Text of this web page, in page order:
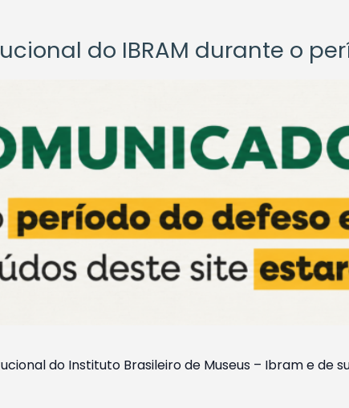
do IBRAM durante o
do Instituto Brasileiro de Museus – Ibram e de